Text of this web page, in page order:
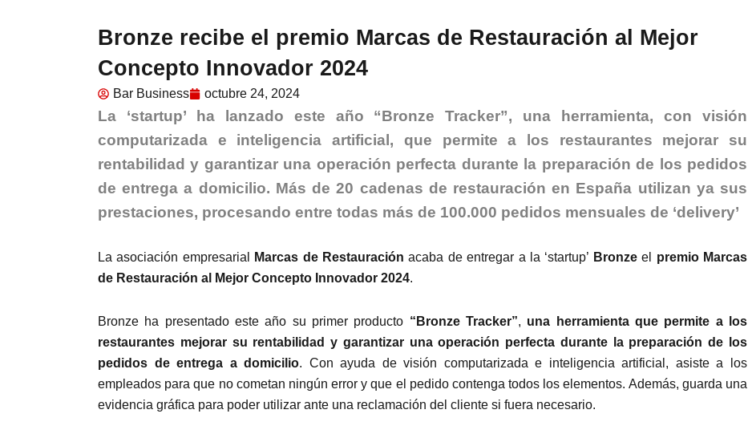
Bronze recibe el premio Marcas de Restauración al Mejor
Concepto Innovador 2024
Bar Business octubre 24, 2024
La ‘startup’ ha lanzado este año “Bronze Tracker”, una herramienta, con visión
computarizada e inteligencia artificial, que permite a los restaurantes mejorar su
rentabilidad y garantizar una operación perfecta durante la preparación de los pedidos
de entrega a domicilio. Más de 20 cadenas de restauración en España utilizan ya sus
prestaciones, procesando entre todas más de 100.000 pedidos mensuales de ‘delivery’
La asociación empresarial Marcas de Restauración acaba de entregar a la ‘startup’ Bronzeel premio Marcas
de Restauración al Mejor Concepto Innovador 2024.
Bronze ha presentado este año su primer producto “Bronze Tracker”, una herramienta que permite a los
restaurantes mejorar su rentabilidad y garantizar una operación perfecta durante la preparación de los
pedidos de entrega a domicilio. Con ayuda de visión computarizada e inteligencia artificial, asiste a los
empleados para que no cometan ningún error y que el pedido contenga todos los elementos. Además, guarda una
evidencia gráfica para poder utilizar ante una reclamación del cliente si fuera necesario.